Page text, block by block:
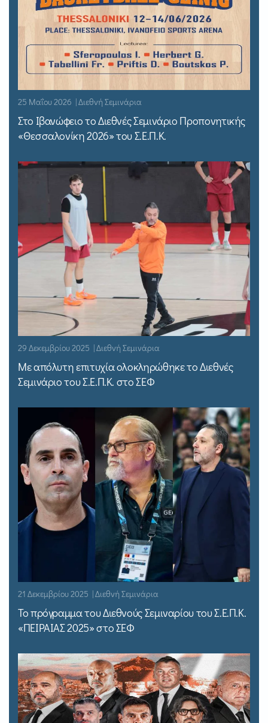
25 Μαΐου 2026 | Διεθνή Σεμινάρια
Στο Ιβανώφειο το Διεθνές Σεμινάριο Προπονητικής
«Θεσσαλονίκη 2026» του Σ.Ε.Π.Κ.
29 Δεκεμβρίου 2025 | Διεθνή Σεμινάρια
Με απόλυτη επιτυχία ολοκληρώθηκε το Διεθνές
Σεμινάριο του Σ.Ε.Π.Κ. στο ΣΕΦ
21 Δεκεμβρίου 2025 | Διεθνή Σεμινάρια
Το πρόγραμμα του Διεθνούς Σεμιναρίου του Σ.Ε.Π.Κ.
«ΠΕΙΡΑΙΑΣ 2025» στο ΣΕΦ